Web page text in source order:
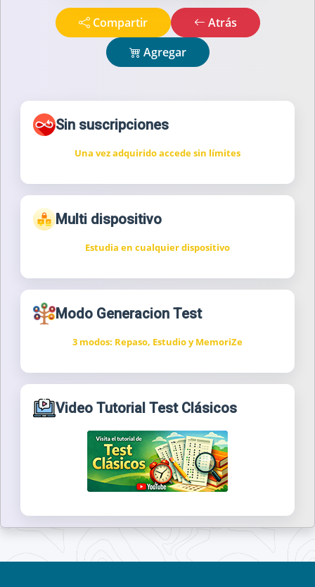
Compartir
Atrás
Agregar
Sin suscripciones
Una vez adquirido accede sin límites
Multi dispositivo
Estudia en cualquier dispositivo
Modo Generacion Test
3 modos: Repaso, Estudio y MemoriZe
Video Tutorial Test Clásicos